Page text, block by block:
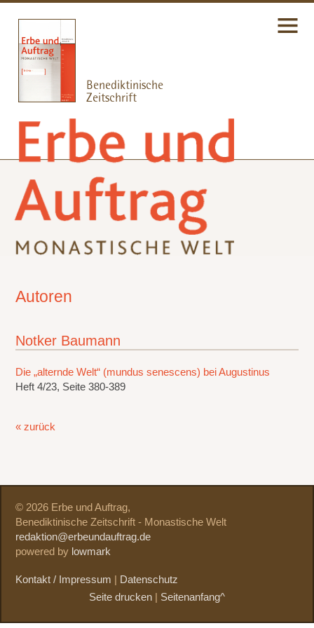
Autoren
Notker Baumann
Die „alternde Welt“ (mundus senescens) bei Augustinus
Heft 4/23, Seite 380-389
« zurück
© 2026 Erbe und Auftrag,
Benediktinische Zeitschrift - Monastische Welt
redaktion@erbeundauftrag.de
powered by lowmark
Kontakt / Impressum
Datenschutz
Seite drucken
Seitenanfang^